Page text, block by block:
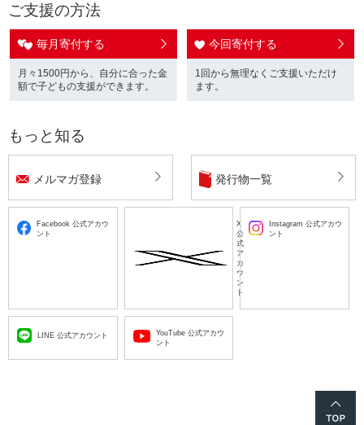
ご支援の方法
毎月寄付する
月々1500円から、自分に合った金
額で子どもの支援ができます。
今回寄付する
1回から無理なくご支援いただけ
ます。
もっと知る
メルマガ登録 発行物一覧
Facebook 公式アカウ
ント
X
公
式
ア
カ
ウ
ン
ト
Instagram 公式アカウ
ント
LINE 公式アカウント
YouTube 公式アカウ
ント